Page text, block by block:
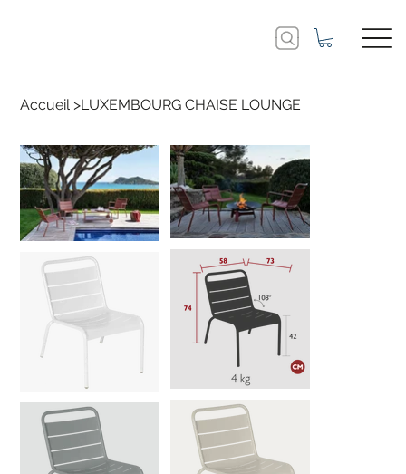
Accueil >LUXEMBOURG CHAISE LOUNGE